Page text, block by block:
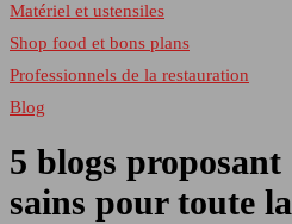
Matériel et ustensiles
Shop food et bons plans
Professionnels de la restauration
Blog
5 blogs proposant
sains pour toute